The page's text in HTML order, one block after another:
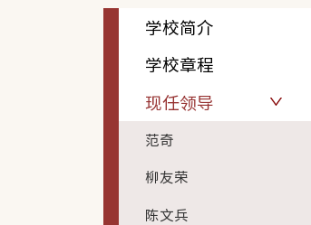
学校简介
学校章程
现任领导
范奇
柳友荣
陈文兵